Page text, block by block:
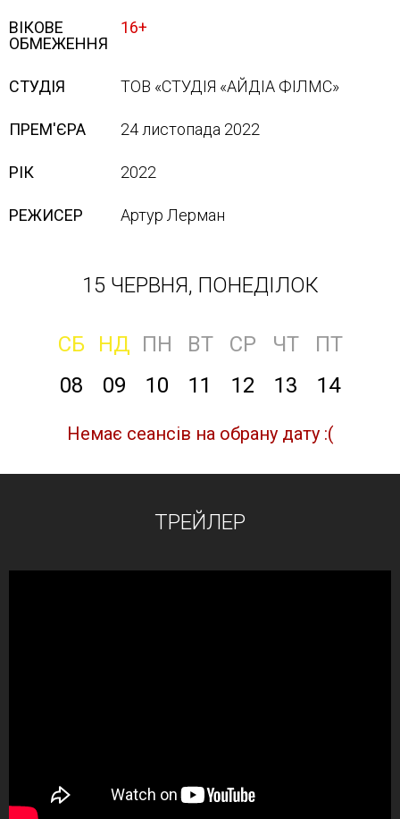
ВІКОВЕ
ОБМЕЖЕННЯ
16+
СТУДІЯ ТОВ «СТУДІЯ «АЙДІА ФІЛМС»
ПРЕМ'ЄРА 24 листопада 2022
РІК 2022
РЕЖИСЕР Артур Лерман
15 ЧЕРВНЯ, ПОНЕДІЛОК
СБ НД ПН ВТ СР ЧТ
ПТ
08
09 10 11 12 13 14
Немає сеансів на обрану дату :(
ТРЕЙЛЕР